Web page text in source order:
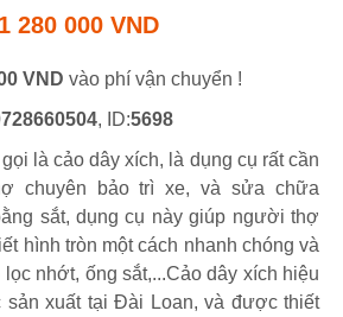
1 280 000 VND
VND vào phí vận chuyển !
, ID:5698
là cảo dây xích, là dụng cụ rất cần
chuyên bảo trì xe, và sửa chữa
sắt, dụng cụ này giúp người thợ
hình tròn một cách nhanh chóng và
nhớt, ống sắt,...Cảo dây xích hiệu
sản xuất tại Đài Loan, và được thiết